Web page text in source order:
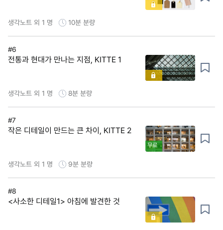
생각노트 외 1 명 10분 분량
#6
전통과 현대가 만나는 지점, KITTE 1
생각노트 외 1 명 8분 분량
#7
작은 디테일이 만드는 큰 차이, KITTE 2
무료
생각노트 외 1 명 9분 분량
#8
<사소한 디테일1> 아침에 발견한 것